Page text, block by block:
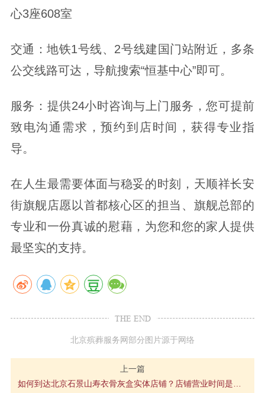
心3座608室
交通：地铁1号线、2号线建国门站附近，多条
公交线路可达，导航搜索“恒基中心”即可。
服务：提供24小时咨询与上门服务，您可提前
致电沟通需求，预约到店时间，获得专业指
导。
在人生最需要体面与稳妥的时刻，天顺祥长安
街旗舰店愿以首都核心区的担当、旗舰总部的
专业和一份真诚的慰藉，为您和您的家人提供
最坚实的支持。
THE END
北京殡葬服务网部分图片源于网络
上一篇